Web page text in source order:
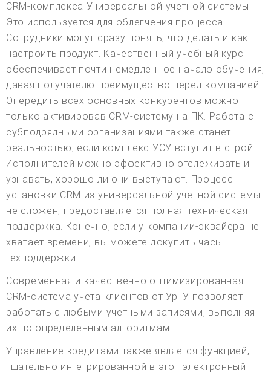
CRM-комплекса Универсальной учетной системы.
Это используется для облегчения процесса.
Сотрудники могут сразу понять, что делать и как
настроить продукт. Качественный учебный курс
обеспечивает почти немедленное начало обучения,
давая получателю преимущество перед компанией.
Опередить всех основных конкурентов можно
только активировав CRM-систему на ПК. Работа с
субподрядными организациями также станет
реальностью, если комплекс УСУ вступит в строй.
Исполнителей можно эффективно отслеживать и
узнавать, хорошо ли они выступают. Процесс
установки CRM из универсальной учетной системы
не сложен, предоставляется полная техническая
поддержка. Конечно, если у компании-эквайера не
хватает времени, вы можете докупить часы
техподдержки.
Современная и качественно оптимизированная
CRM-система учета клиентов от УрГУ позволяет
работать с любыми учетными записями, выполняя
их по определенным алгоритмам.
Управление кредитами также является функцией,
тщательно интегрированной в этот электронный